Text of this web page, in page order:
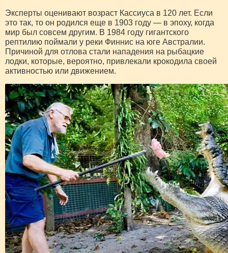
Эксперты оценивают возраст Кассиуса в 120 лет. Если
это так, то он родился еще в 1903 году — в эпоху, когда
мир был совсем другим. В 1984 году гигантского
рептилию поймали у реки Финнис на юге Австралии.
Причиной для отлова стали нападения на рыбацкие
лодки, которые, вероятно, привлекали крокодила своей
активностью или движением.